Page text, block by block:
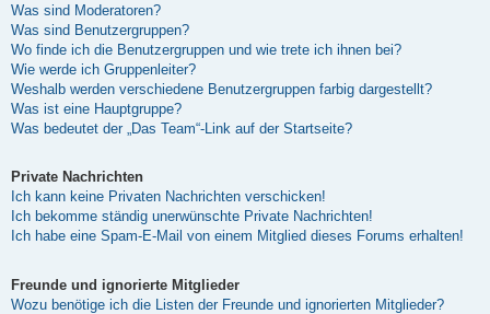
Was sind Moderatoren?
Was sind Benutzergruppen?
Wo finde ich die Benutzergruppen und wie trete ich ihnen bei?
Wie werde ich Gruppenleiter?
Weshalb werden verschiedene Benutzergruppen farbig dargestellt?
Was ist eine Hauptgruppe?
Was bedeutet der „Das Team“-Link auf der Startseite?
Private Nachrichten
Ich kann keine Privaten Nachrichten verschicken!
Ich bekomme ständig unerwünschte Private Nachrichten!
Ich habe eine Spam-E-Mail von einem Mitglied dieses Forums erhalten!
Freunde und ignorierte Mitglieder
Wozu benötige ich die Listen der Freunde und ignorierten Mitglieder?